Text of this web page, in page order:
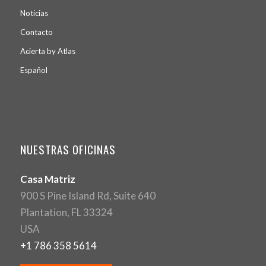
Noticias
Contacto
Acierta by Atlas
Español
NUESTRAS OFICINAS
Casa Matriz
900 S Pine Island Rd, Suite 640
Plantation, FL 33324
USA
+1 786 358 5614